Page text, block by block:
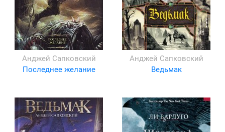
Анджей Сапковский
Последнее желание
Анджей Сапковский
Ведьмак